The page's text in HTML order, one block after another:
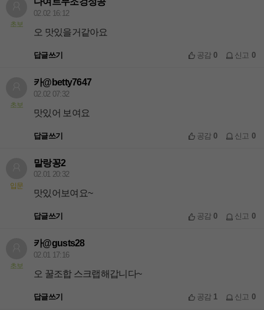
초보
02.02 16:12
오 맛있을거같아요
답글쓰기 공감0 신고 0
초보
카@betty7647
02.02 07:32
맛있어 보여요
답글쓰기 공감0 신고 0
입문
말랑꽁2
02.01 20:32
맛있어보여요~
답글쓰기 공감0 신고 0
초보
카@gusts28
02.01 17:16
오 꿀조합 스크랩해갑니다~
답글쓰기 공감 1 신고 0